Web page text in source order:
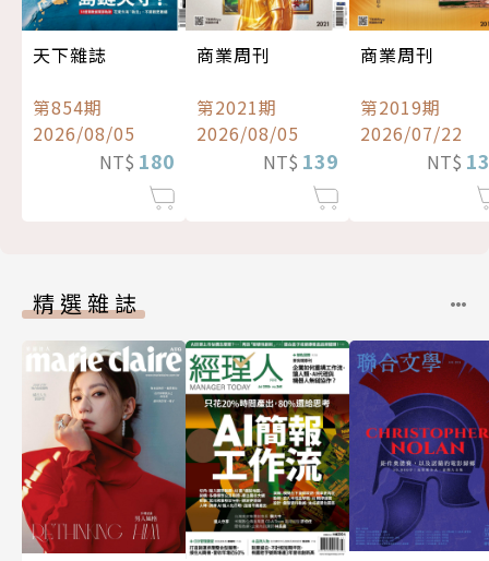
天下雜誌
第854期
2026/08/05
NT$ 180
商業周刊
第2021期
2026/08/05
NT$ 139
商業周刊
第2019期
2026/07/22
NT$
精選雜誌